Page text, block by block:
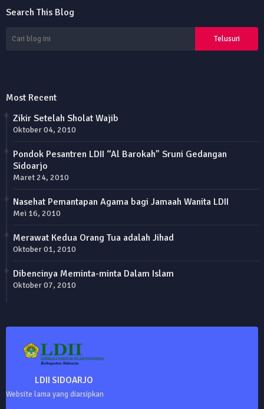
Search This Blog
Most Recent
Zikir Setelah Sholat Wajib
Oktober 04, 2010
Pondok Pesantren LDII “Al Barokah” Sruni Gedangan
Sidoarjo
Maret 24, 2010
Nasehat Pemantapan Agama bagi Jamaah Wanita LDII
Mei 16, 2010
Merawat Kedua Orang Tua adalah Jihad
Oktober 01, 2010
Dibencinya Meminta-minta Dalam Islam
Oktober 07, 2010
LDII SIDOARJO
Website lama yang diarsipkan